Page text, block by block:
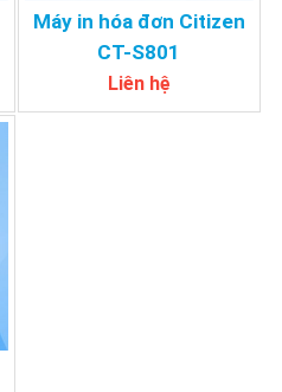
Máy in hóa đơn Citizen
CT-S801
Liên hệ